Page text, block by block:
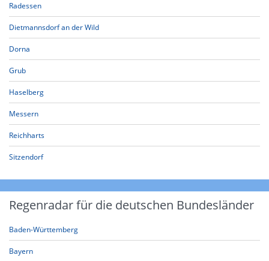
Radessen
Dietmannsdorf an der Wild
Dorna
Grub
Haselberg
Messern
Reichharts
Sitzendorf
Regenradar für die deutschen Bundesländer
Baden-Württemberg
Bayern